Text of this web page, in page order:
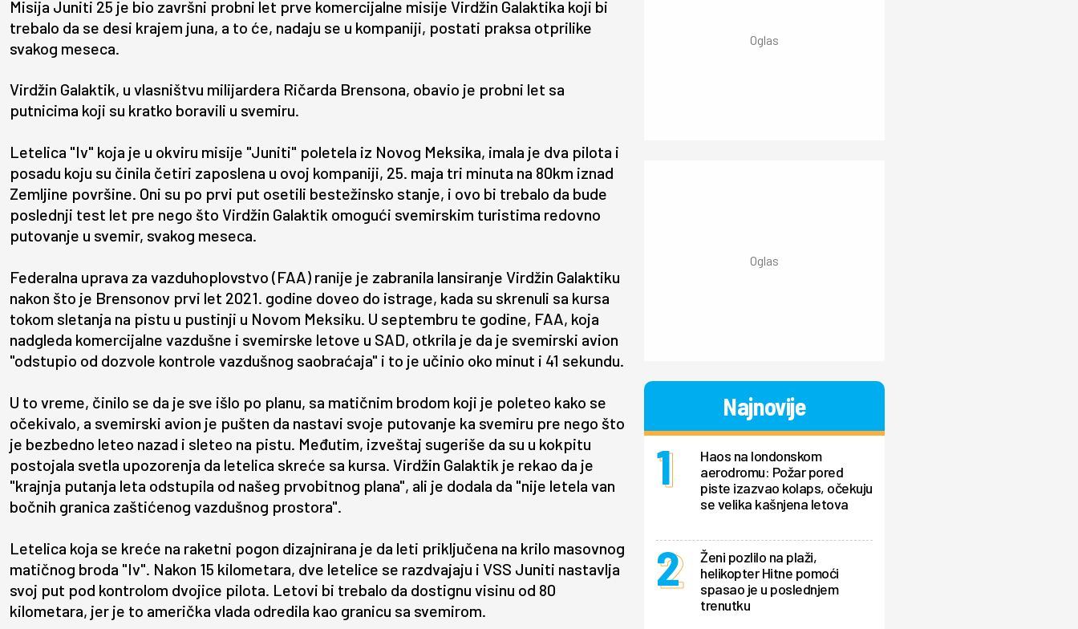
Misija Juniti 25 je bio završni probni let prve komercijalne misije Virdžin Galaktika koji bi
trebalo da se desi krajem juna, a to će, nadaju se u kompaniji, postati praksa otprilike
svakog meseca.
Virdžin Galaktik, u vlasništvu milijardera Ričarda Brensona, obavio je probni let sa
putnicima koji su kratko boravili u svemiru.
Letelica "Iv" koja je u okviru misije "Juniti" poletela iz Novog Meksika, imala je dva pilota i
posadu koju su činila četiri zaposlena u ovoj kompaniji, 25. maja tri minuta na 80km iznad
Zemljine površine. Oni su po prvi put osetili bestežinsko stanje, i ovo bi trebalo da bude
poslednji test let pre nego što Virdžin Galaktik omogući svemirskim turistima redovno
putovanje u svemir, svakog meseca.
Federalna uprava za vazduhoplovstvo (FAA) ranije je zabranila lansiranje Virdžin Galaktiku
nakon što je Brensonov prvi let 2021. godine doveo do istrage, kada su skrenuli sa kursa
tokom sletanja na pistu u pustinji u Novom Meksiku. U septembru te godine, FAA, koja
nadgleda komercijalne vazdušne i svemirske letove u SAD, otkrila je da je svemirski avion
"odstupio od dozvole kontrole vazdušnog saobraćaja" i to je učinio oko minut i 41 sekundu.
U to vreme, činilo se da je sve išlo po planu, sa matičnim brodom koji je poleteo kako se
očekivalo, a svemirski avion je pušten da nastavi svoje putovanje ka svemiru pre nego što
je bezbedno leteo nazad i sleteo na pistu. Međutim, izveštaj sugeriše da su u kokpitu
postojala svetla upozorenja da letelica skreće sa kursa. Virdžin Galaktik je rekao da je
"krajnja putanja leta odstupila od našeg prvobitnog plana", ali je dodala da "nije letela van
bočnih granica zaštićenog vazdušnog prostora".
Letelica koja se kreće na raketni pogon dizajnirana je da leti priključena na krilo masovnog
matičnog broda "Iv". Nakon 15 kilometara, dve letelice se razdvajaju i VSS Juniti nastavlja
svoj put pod kontrolom dvojice pilota. Letovi bi trebalo da dostignu visinu od 80
kilometara, jer je to američka vlada odredila kao granicu sa svemirom.
Najnovije
Haos na londonskom
aerodromu: Požar pored
piste izazvao kolaps, očekuju
se velika kašnjena letova
Ženi pozlilo na plaži,
helikopter Hitne pomoći
spasao je u poslednjem
trenutku